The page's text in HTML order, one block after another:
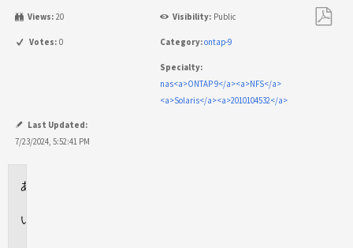
Views: 20 Visibility: Public
Votes: 0 Category:ontap-9
Specialty:
nas<a>ONTAP 9</a><a>NFS</a>
<a>Solaris</a><a>2010104532</a>
Last Updated:
7/23/2024, 5:52:41 PM